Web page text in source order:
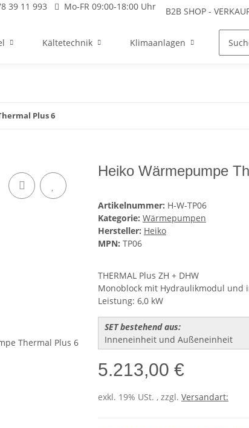
B2B SHOP -
39 11 993 Mo-FR 09:00-18:00 Uhr
Kältetechnik Klimaanlagen
Plus 6
Heiko Wärmepumpe
Artikelnummer: H-W-TP06
Kategorie: Wärmepumpen
Hersteller: Heiko
MPN: TP06
THERMAL Plus ZH + DHW
Monoblock mit Hydraulikmodul und
Leistung: 6,0 kW
SET bestehend aus:
Inneneinheit und Außeneinheit
5.213,00 €
exkl. 19% USt. , zzgl. Versandart: